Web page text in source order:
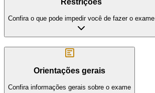
Restrições
Confira o que pode impedir você de fazer o exame
Orientações gerais
Confira informações gerais sobre o exame